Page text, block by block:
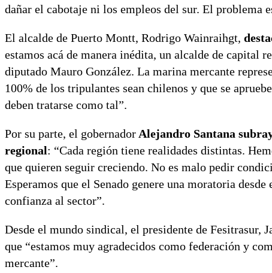
dañar el cabotaje ni los empleos del sur. El problema
El alcalde de Puerto Montt, Rodrigo Wainraihgt,
estamos acá de manera inédita, un alcalde de capital
diputado Mauro González. La marina mercante
100% de los tripulantes sean chilenos y que se
deben tratarse como tal”.
Por su parte, el gobernador Alejandro Santana
regional: “Cada región tiene realidades distintas.
que quieren seguir creciendo. No es malo pedir
Esperamos que el Senado genere una moratoria
confianza al sector”.
Desde el mundo sindical, el presidente de Fesitrasur,
que “estamos muy agradecidos como federación y
mercante”.